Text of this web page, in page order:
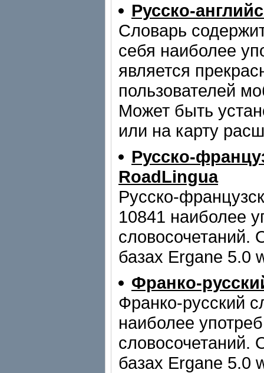
Русско-
Словарь
себя наиболее
является
пользователей
Может быть
или на карту
Русско-
RoadLingua
Русско-
10841 наиболее
словосочетаний.
базах Ergane 5.0
Франко-
Франко-русский
наиболее
словосочетаний.
базах Ergane 5.0